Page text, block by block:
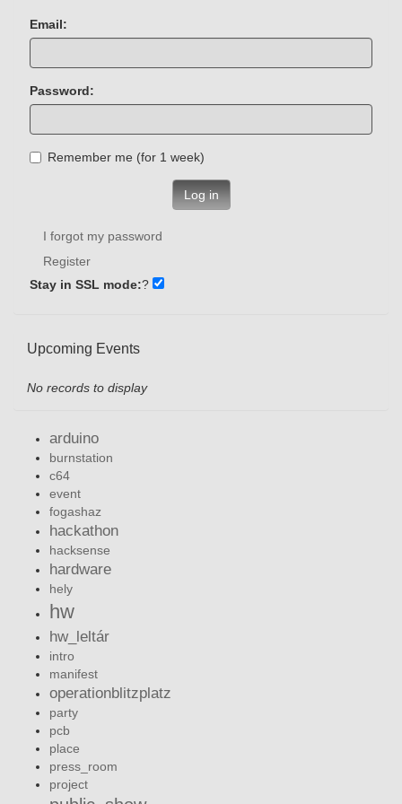
Email:
Password:
Remember me (for 1 week)
Log in
I forgot my password
Register
Stay in SSL mode:?
Upcoming Events
No records to display
arduino
burnstation
c64
event
fogashaz
hackathon
hacksense
hardware
hely
hw
hw_leltár
intro
manifest
operationblitzplatz
party
pcb
place
press_room
project